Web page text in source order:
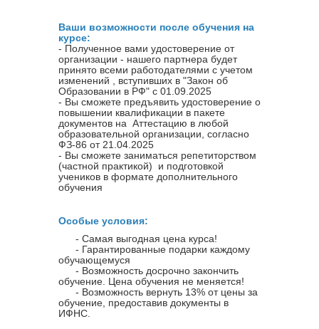
Ваши возможности после обучения на
курсе:
- Полученное вами удостоверение от
организации - нашего партнера будет
принято всеми работодателями с учетом
изменений , вступивших в "Закон об
Образовании в РФ" с 01.09.2025
- Вы сможете предъявить удостоверение о
повышении квалификации в пакете
документов на Аттестацию в любой
образовательной организации, согласно
ФЗ-86 от 21.04.2025
- Вы сможете заниматься репетиторством
(частной практикой) и подготовкой
учеников в формате дополнительного
обучения
Особые условия:
- Самая выгодная цена курса!
- Гарантированные подарки каждому
обучающемуся
- Возможность досрочно закончить
обучение. Цена обучения не меняется!
- Возможность вернуть 13% от цены за
обучение, предоставив документы в
ИФНС.